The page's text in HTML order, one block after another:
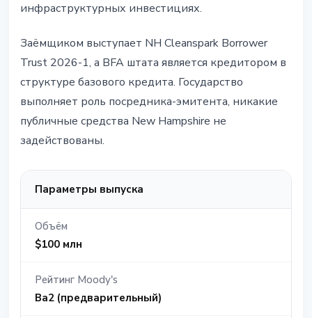
инфраструктурных инвестициях.
Заёмщиком выступает NH Cleanspark Borrower
Trust 2026-1, а BFA штата является кредитором в
структуре базового кредита. Государство
выполняет роль посредника-эмитента, никакие
публичные средства New Hampshire не
задействованы.
Параметры выпуска
Объём
$100 млн
Рейтинг Moody's
Ba2 (предварительный)